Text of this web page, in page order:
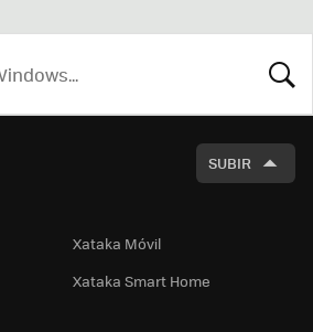
SUBIR
Xataka Móvil
Xataka Smart Home